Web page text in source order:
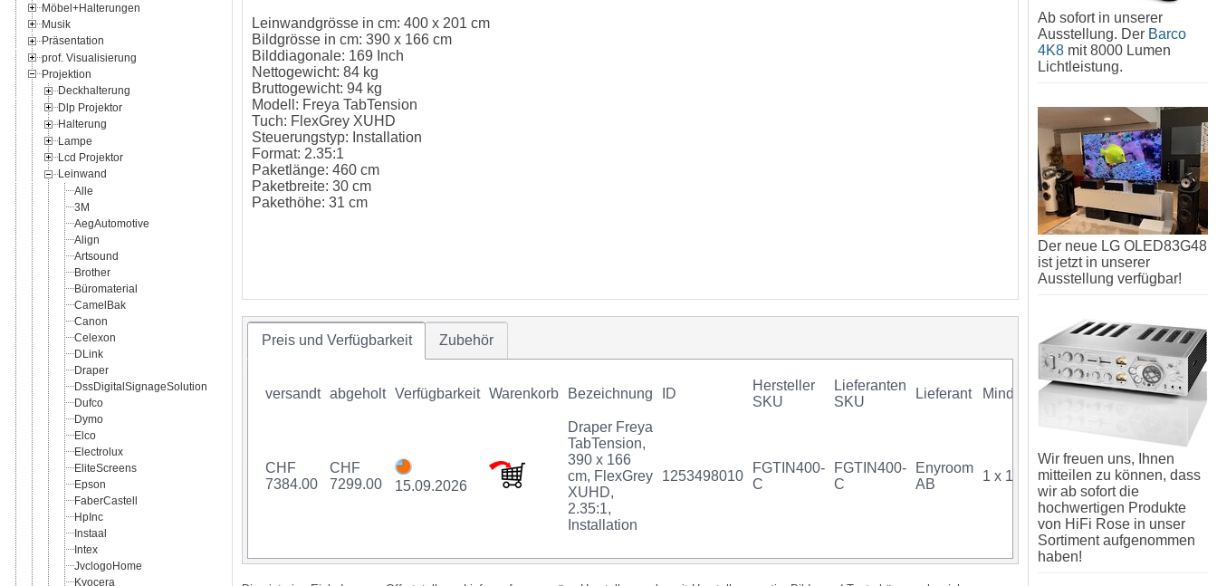
Möbel+Halterungen
Musik
Präsentation
prof. Visualisierung
Projektion
Deckhalterung
Dlp Projektor
Halterung
Lampe
Lcd Projektor
Leinwand
Alle
3M
AegAutomotive
Align
Artsound
Brother
Büromaterial
CamelBak
Canon
Celexon
DLink
Draper
DssDigitalSignageSolution
Dufco
Dymo
Elco
Electrolux
EliteScreens
Epson
FaberCastell
HpInc
Instaal
Intex
JvclogoHome
Kyocera
Leinwandgrösse in cm: 400 x 201 cm
Bildgrösse in cm: 390 x 166 cm
Bilddiagonale: 169 Inch
Nettogewicht: 84 kg
Bruttogewicht: 94 kg
Modell: Freya TabTension
Tuch: FlexGrey XUHD
Steuerungstyp: Installation
Format: 2.35:1
Paketlänge: 460 cm
Paketbreite: 30 cm
Pakethöhe: 31 cm
Preis und Verfügbarkeit Zubehör
versandt abgeholt Verfügbarkeit Warenkorb Bezeichnung ID
Hersteller
SKU
Lieferanten
SKU
Lieferant Mindestkauf GTIN
CHF
7384.00
CHF
7299.00
15.09.2026
Draper Freya
TabTension,
390 x 166
cm, FlexGrey
XUHD,
2.35:1,
Installation
1253498010
FGTIN400-
C
FGTIN400-
C
Enyroom
AB
1 x 1 Stück 07340034739754
Ab sofort in unserer
Ausstellung. Der Barco
4K8 mit 8000 Lumen
Lichtleistung.
Der neue LG OLED83G48
ist jetzt in unserer
Ausstellung verfügbar!
Wir freuen uns, Ihnen
mitteilen zu können, dass
wir ab sofort die
hochwertigen Produkte
von HiFi Rose in unser
Sortiment aufgenommen
haben!